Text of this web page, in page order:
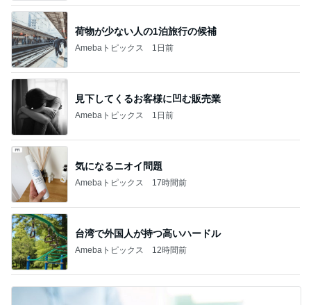
荷物が少ない人の1泊旅行の候補
Amebaトピックス 1日前
見下してくるお客様に凹む販売業
Amebaトピックス 1日前
気になるニオイ問題
Amebaトピックス 17時間前
台湾で外国人が持つ高いハードル
Amebaトピックス 12時間前